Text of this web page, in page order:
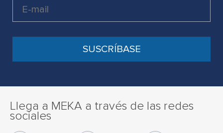
Llega a MEKA a través de las redes
sociales